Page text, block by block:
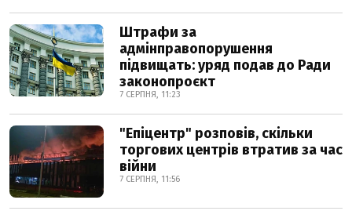
Штрафи за
адмінправопорушення
підвищать: уряд подав до Ради
законопроєкт
7 СЕРПНЯ, 11:23
"Епіцентр" розповів, скільки
торгових центрів втратив за час
війни
7 СЕРПНЯ, 11:56